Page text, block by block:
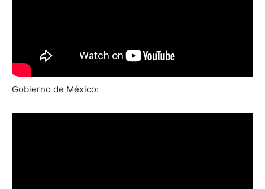
Gobierno de México: